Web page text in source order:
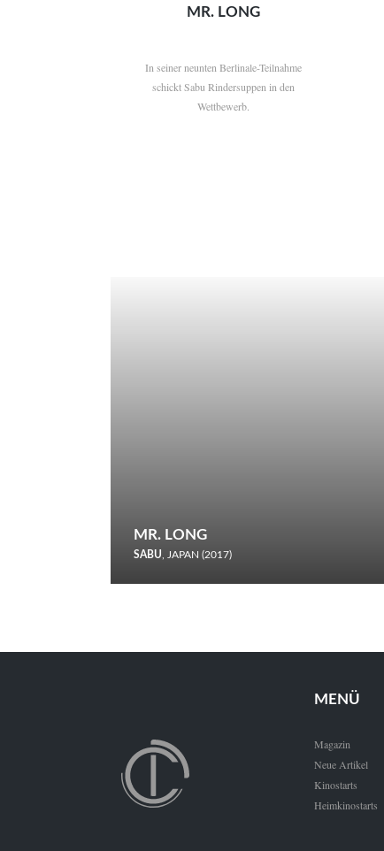
MR. LONG
In seiner neunten Berlinale-Teilnahme
schickt Sabu Rindersuppen in den
Wettbewerb.
MR. LONG
SABU, JAPAN (2017)
den Wettbewerb.
MENÜ
Magazin
Neue Artikel
Kinostarts
Heimkinostarts